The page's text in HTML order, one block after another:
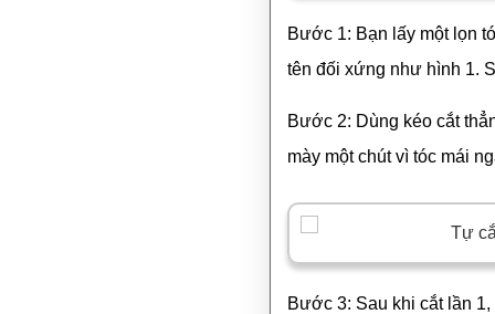
Bước 1: Bạn lấy một lọn
tên đối xứng như hình 1.
Bước 2: Dùng kéo cắt
mày một chút vì tóc mái
Bước 3: Sau khi cắt lần